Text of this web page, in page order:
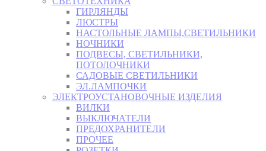
ГИРЛЯНДЫ
ЛЮСТРЫ
НАСТОЛЬНЫЕ ЛАМПЫ,СВЕТИЛЬНИКИ
НОЧНИКИ
ПОДВЕСЫ, СВЕТИЛЬНИКИ,
ПОТОЛОЧНИКИ
САДОВЫЕ СВЕТИЛЬНИКИ
ЭЛ.ЛАМПОЧКИ
ЭЛЕКТРОУСТАНОВОЧНЫЕ ИЗДЕЛИЯ
ВИЛКИ
ВЫКЛЮЧАТЕЛИ
ПРЕДОХРАНИТЕЛИ
ПРОЧЕЕ